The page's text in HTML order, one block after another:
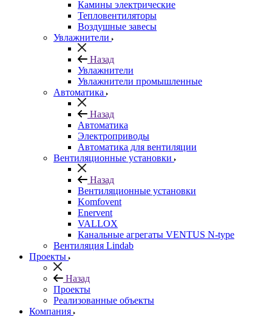
Камины электрические
Тепловентиляторы
Воздушные завесы
Увлажнители
Назад
Увлажнители
Увлажнители промышленные
Автоматика
Назад
Автоматика
Электроприводы
Автоматика для вентиляции
Вентиляционные установки
Назад
Вентиляционные установки
Komfovent
Enervent
VALLOX
Канальные агрегаты VENTUS N-type
Вентиляция Lindab
Проекты
Назад
Проекты
Реализованные объекты
Компания